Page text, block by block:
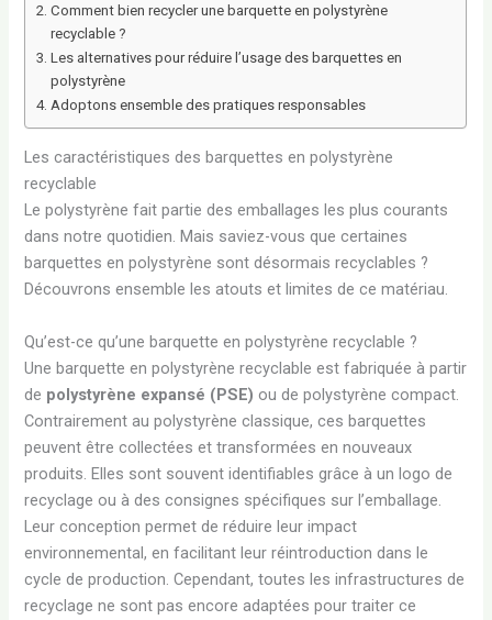
Comment bien recycler une barquette en polystyrène
recyclable ?
Les alternatives pour réduire l’usage des barquettes en
polystyrène
Adoptons ensemble des pratiques responsables
Les caractéristiques des barquettes en polystyrène
recyclable
Le polystyrène fait partie des emballages les plus courants
dans notre quotidien. Mais saviez-vous que certaines
barquettes en polystyrène sont désormais recyclables ?
Découvrons ensemble les atouts et limites de ce matériau.
Qu’est-ce qu’une barquette en polystyrène recyclable ?
Une barquette en polystyrène recyclable est fabriquée à partir
de polystyrène expansé (PSE) ou de polystyrène compact.
Contrairement au polystyrène classique, ces barquettes
peuvent être collectées et transformées en nouveaux
produits. Elles sont souvent identifiables grâce à un logo de
recyclage ou à des consignes spécifiques sur l’emballage.
Leur conception permet de réduire leur impact
environnemental, en facilitant leur réintroduction dans le
cycle de production. Cependant, toutes les infrastructures de
recyclage ne sont pas encore adaptées pour traiter ce